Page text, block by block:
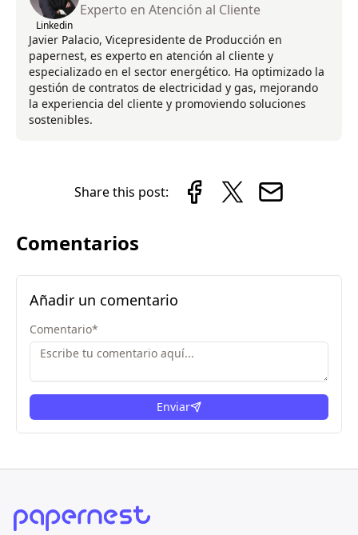
Linkedin
Experto en Atención al Cliente
Javier Palacio, Vicepresidente de Producción en
papernest, es experto en atención al cliente y
especializado en el sector energético. Ha optimizado la
gestión de contratos de electricidad y gas, mejorando
la experiencia del cliente y promoviendo soluciones
sostenibles.
Share this post:
Comentarios
Añadir un comentario
Comentario*
Enviar